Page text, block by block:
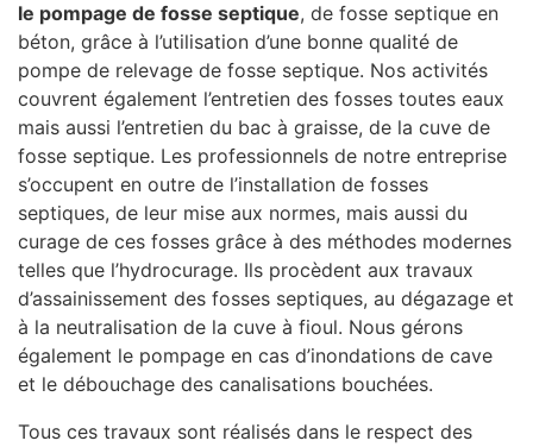
le pompage de fosse septique, de fosse septique en
béton, grâce à l’utilisation d’une bonne qualité de
pompe de relevage de fosse septique. Nos activités
couvrent également l’entretien des fosses toutes eaux
mais aussi l’entretien du bac à graisse, de la cuve de
fosse septique. Les professionnels de notre entreprise
s’occupent en outre de l’installation de fosses
septiques, de leur mise aux normes, mais aussi du
curage de ces fosses grâce à des méthodes modernes
telles que l’hydrocurage. Ils procèdent aux travaux
d’assainissement des fosses septiques, au dégazage et
à la neutralisation de la cuve à fioul. Nous gérons
également le pompage en cas d’inondations de cave
et le débouchage des canalisations bouchées.
Tous ces travaux sont réalisés dans le respect des